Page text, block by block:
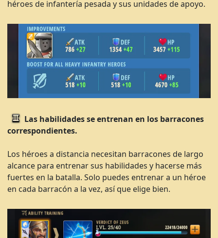
héroes de infantería pesada y sus unidades de apoyo.
Las habilidades se entrenan en los barracones
correspondientes.
Los héroes a distancia necesitan barracones de largo
alcance para entrenar sus habilidades y hacerse más
fuertes en la batalla. Solo puedes entrenar a un héroe
en cada barracón a la vez, así que elige bien.